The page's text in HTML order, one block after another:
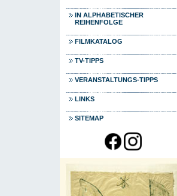
IN ALPHABETISCHER
REIHENFOLGE
FILMKATALOG
TV-TIPPS
VERANSTALTUNGS-TIPPS
LINKS
SITEMAP